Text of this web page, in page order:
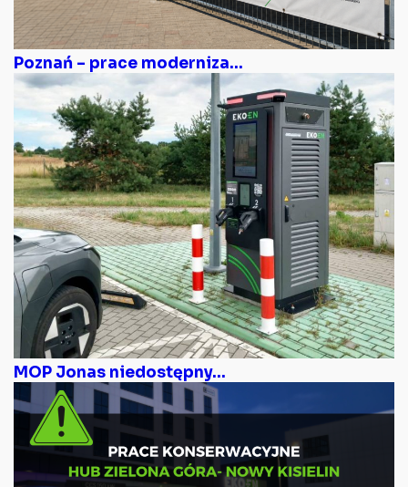
Poznań – prace moderniza...
MOP Jonas niedostępny...